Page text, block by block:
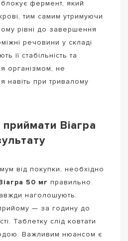
фермент, який
тим самим утримуючи
рівні до завершення
речовини у складі
її стабільність та
організмом, не
навіть при тривалому
Віагра
від покупки, необхідно
50 мг правильно.
наголошують:
— за годину до
Таблетку слід ковтати
Важливим нюансом є